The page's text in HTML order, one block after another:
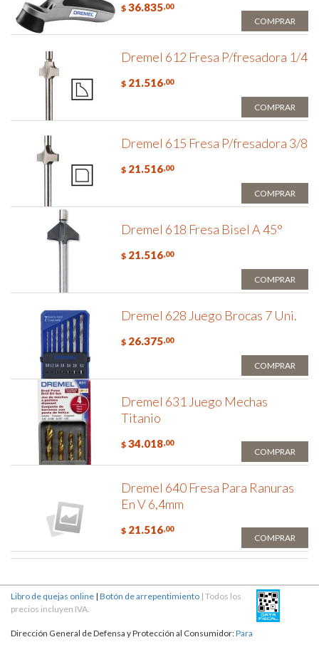
$ 36.835,00
COMPRAR
Dremel 612 Fresa P/fresadora 1/4
$ 21.516,00
COMPRAR
Dremel 615 Fresa P/fresadora 3/8
$ 21.516,00
COMPRAR
Dremel 618 Fresa Bisel A 45°
$ 21.516,00
COMPRAR
Dremel 628 Juego Brocas 7 Uni.
$ 26.375,00
COMPRAR
Dremel 631 Juego Mechas
Titanio
$ 34.018,00
COMPRAR
Dremel 640 Fresa Para Ranuras
En V 6,4mm
$ 21.516,00
COMPRAR
Libro de quejas online | Botón de arrepentimiento | Todos los
precios incluyen IVA.
Dirección General de Defensa y Protección al Consumidor:Para